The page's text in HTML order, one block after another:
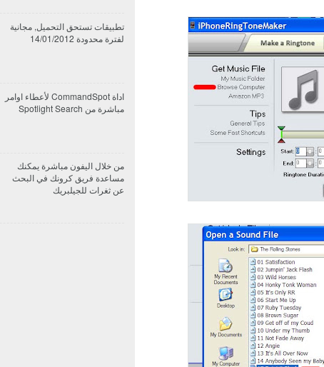
تطبيقات تستحق التحميل, مجانية
لفترة محدودة 14/01/2012
اداة CommandSpot لأعطاء اوامر
مباشرة من Spotlight Search
من خلال اليفون مباشرة يمكنك
مساعدة فريق كرونك في البحث
عن ثغرات للجيلبريك